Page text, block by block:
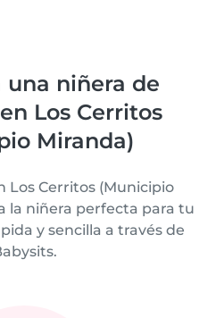
una niñera de
Los Cerritos
Miranda)
Los Cerritos (Municipio
la niñera perfecta para tu
y sencilla a través de